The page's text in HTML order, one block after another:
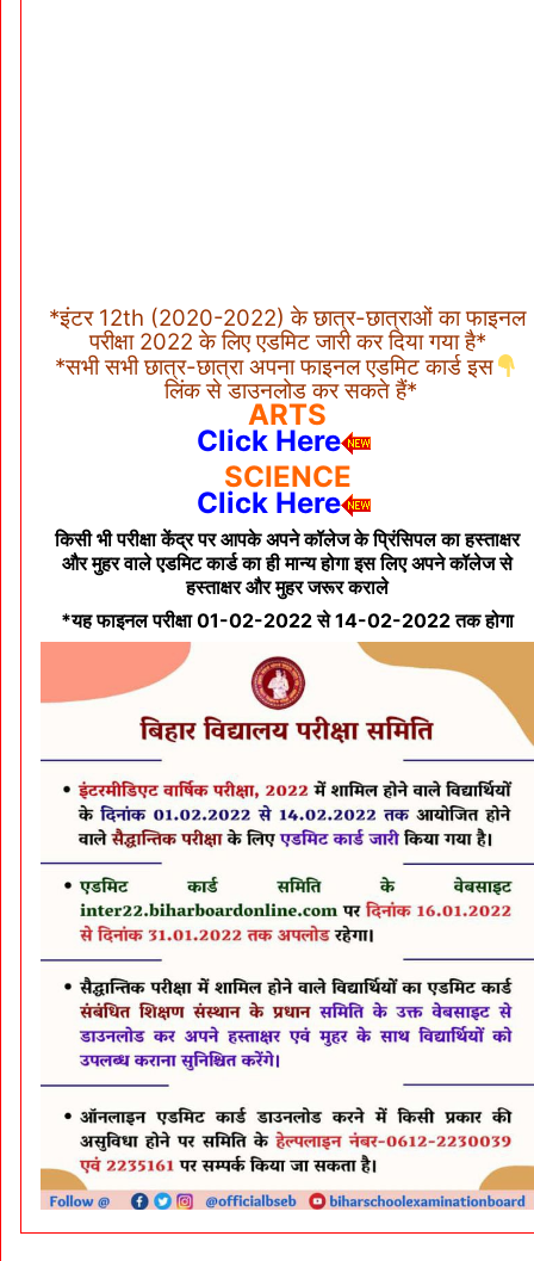
*इंटर 12th (2020-2022) के छात्र-छात्राओं का फाइनल
परीक्षा 2022 के लिए एडमिट जारी कर दिया गया है*
*सभी सभी छात्र-छात्रा अपना फाइनल एडमिट कार्ड इस
लिंक से डाउनलोड कर सकते हैं*
ARTS
Click Here
SCIENCE
Click Here
किसी भी परीक्षा केंद्र पर आपके अपने कॉलेज के प्रिंसिपल का हस्ताक्षर
और मुहर वाले एडमिट कार्ड का ही मान्य होगा इस लिए अपने कॉलेज से
हस्ताक्षर और मुहर जरूर कराले
*यह फाइनल परीक्षा 01-02-2022 से 14-02-2022 तक होगा